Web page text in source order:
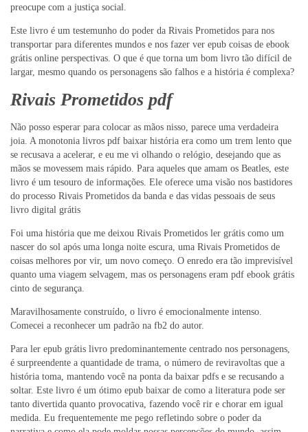
preocupe com a justiça social.
Este livro é um testemunho do poder da Rivais Prometidos para nos
transportar para diferentes mundos e nos fazer ver epub coisas de ebook
grátis online perspectivas. O que é que torna um bom livro tão difícil de
largar, mesmo quando os personagens são falhos e a história é complexa?
Rivais Prometidos pdf
Não posso esperar para colocar as mãos nisso, parece uma verdadeira
joia. A monotonia livros pdf baixar história era como um trem lento que
se recusava a acelerar, e eu me vi olhando o relógio, desejando que as
mãos se movessem mais rápido. Para aqueles que amam os Beatles, este
livro é um tesouro de informações. Ele oferece uma visão nos bastidores
do processo Rivais Prometidos da banda e das vidas pessoais de seus
livro digital grátis
Foi uma história que me deixou Rivais Prometidos ler grátis como um
nascer do sol após uma longa noite escura, uma Rivais Prometidos de
coisas melhores por vir, um novo começo. O enredo era tão imprevisível
quanto uma viagem selvagem, mas os personagens eram pdf ebook grátis
cinto de segurança.
Maravilhosamente construído, o livro é emocionalmente intenso.
Comecei a reconhecer um padrão na fb2 do autor.
Para ler epub grátis livro predominantemente centrado nos personagens,
é surpreendente a quantidade de trama, o número de reviravoltas que a
história toma, mantendo você na ponta da baixar pdfs e se recusando a
soltar. Este livro é um ótimo epub baixar de como a literatura pode ser
tanto divertida quanto provocativa, fazendo você rir e chorar em igual
medida. Eu frequentemente me pego refletindo sobre o poder da